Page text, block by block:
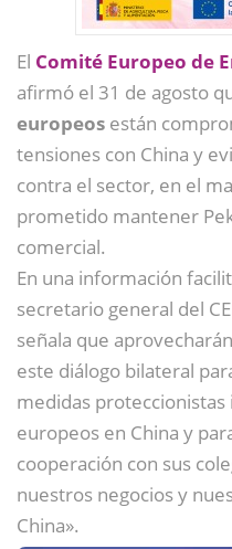
El Comité Europeo de
afirmó el 31 de agosto
europeos están
tensiones con China y
contra el sector, en el
prometido mantener
comercial.
En una información
secretario general del
señala que
este diálogo bilateral
medidas
europeos en China y
cooperación con sus
nuestros negocios y
China».